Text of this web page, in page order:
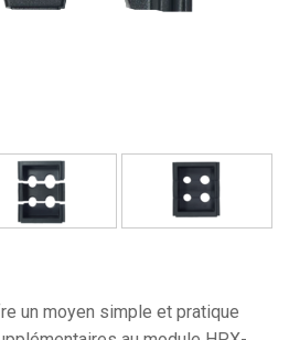
un moyen simple et pratique